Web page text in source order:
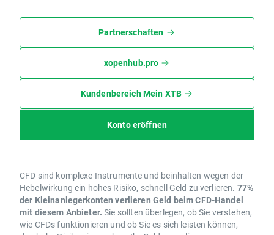
Partnerschaften
xopenhub.pro
Kundenbereich Mein XTB
Konto eröffnen
CFD sind komplexe Instrumente und beinhalten wegen der
Hebelwirkung ein hohes Risiko, schnell Geld zu verlieren. 77%
der Kleinanlegerkonten verlieren Geld beim CFD-Handel
mit diesem Anbieter. Sie sollten überlegen, ob Sie verstehen,
wie CFDs funktionieren und ob Sie es sich leisten können,